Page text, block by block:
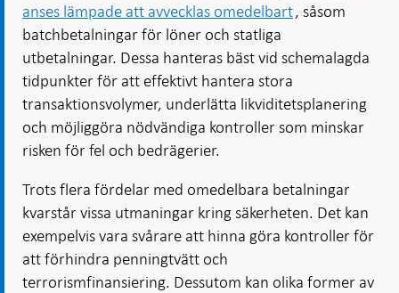
anses lämpade att avvecklas omedelbart, såsom
batchbetalningar för löner och statliga
utbetalningar. Dessa hanteras bäst vid schemalagda
tidpunkter för att effektivt hantera stora
transaktionsvolymer, underlätta likviditetsplanering
och möjliggöra nödvändiga kontroller som minskar
risken för fel och bedrägerier.
Trots flera fördelar med omedelbara betalningar
kvarstår vissa utmaningar kring säkerheten. Det kan
exempelvis vara svårare att hinna göra kontroller för
att förhindra penningtvätt och
terrorismfinansiering. Dessutom kan olika former av